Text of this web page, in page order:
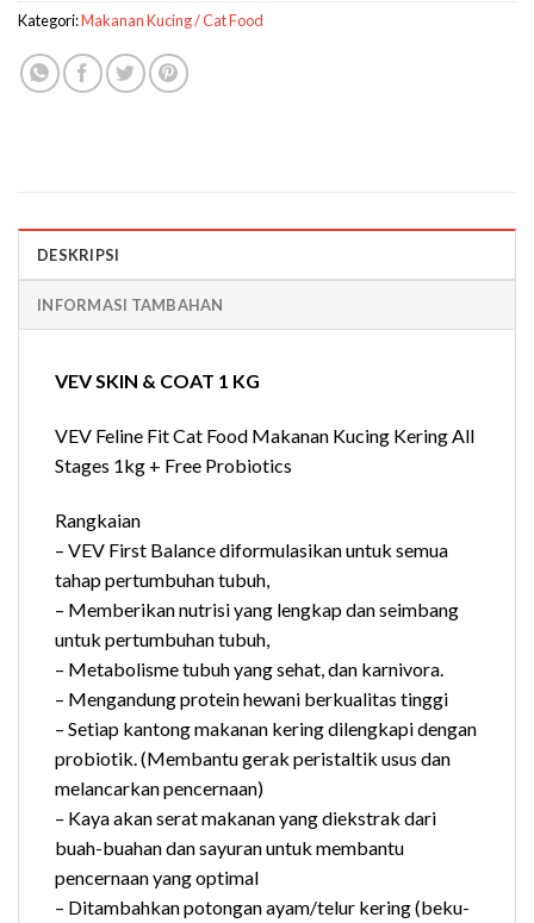
Kategori:Makanan Kucing / Cat Food
DESKRIPSI
INFORMASI TAMBAHAN
VEV SKIN & COAT 1 KG
VEV Feline Fit Cat Food Makanan Kucing Kering All
Stages 1kg + Free Probiotics
Rangkaian
– VEV First Balance diformulasikan untuk semua
tahap pertumbuhan tubuh,
– Memberikan nutrisi yang lengkap dan seimbang
untuk pertumbuhan tubuh,
– Metabolisme tubuh yang sehat, dan karnivora.
– Mengandung protein hewani berkualitas tinggi
– Setiap kantong makanan kering dilengkapi dengan
probiotik. (Membantu gerak peristaltik usus dan
melancarkan pencernaan)
– Kaya akan serat makanan yang diekstrak dari
buah-buahan dan sayuran untuk membantu
pencernaan yang optimal
– Ditambahkan potongan ayam/telur kering (beku-